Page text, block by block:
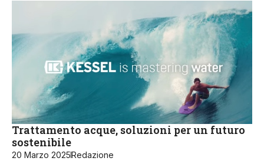
Trattamento acque, soluzioni per un futuro
sostenibile
20 Marzo 2025Redazione